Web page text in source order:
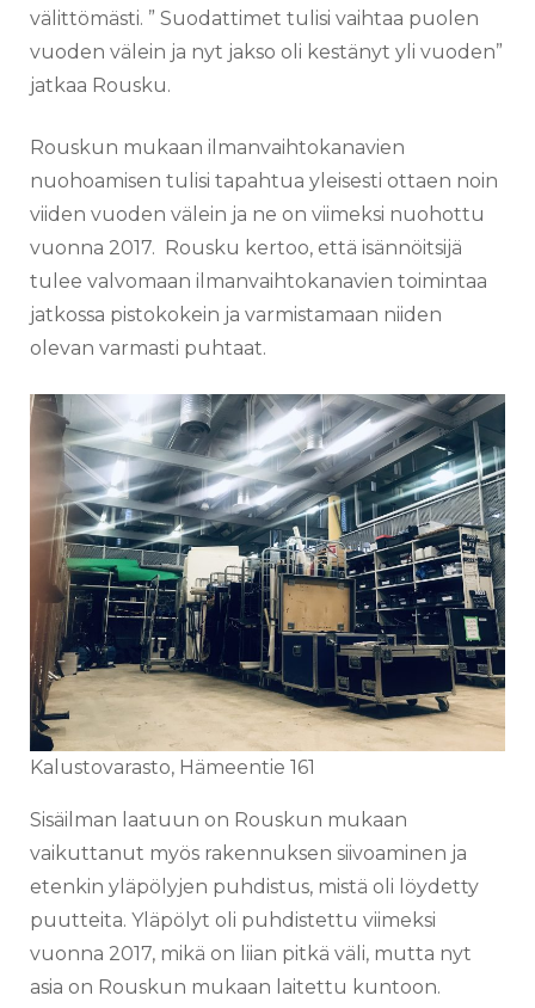
välittömästi. ” Suodattimet tulisi vaihtaa puolen
vuoden välein ja nyt jakso oli kestänyt yli vuoden”
jatkaa Rousku.
Rouskun mukaan ilmanvaihtokanavien
nuohoamisen tulisi tapahtua yleisesti ottaen noin
viiden vuoden välein ja ne on viimeksi nuohottu
vuonna 2017. Rousku kertoo, että isännöitsijä
tulee valvomaan ilmanvaihtokanavien toimintaa
jatkossa pistokokein ja varmistamaan niiden
olevan varmasti puhtaat.
Kalustovarasto, Hämeentie 161
Sisäilman laatuun on Rouskun mukaan
vaikuttanut myös rakennuksen siivoaminen ja
etenkin yläpölyjen puhdistus, mistä oli löydetty
puutteita. Yläpölyt oli puhdistettu viimeksi
vuonna 2017, mikä on liian pitkä väli, mutta nyt
asia on Rouskun mukaan laitettu kuntoon.